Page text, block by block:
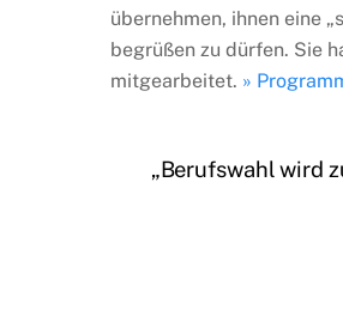
übernehmen, ihnen eine
begrüßen zu dürfen. Sie
mitgearbeitet. »
„Berufswahl wird